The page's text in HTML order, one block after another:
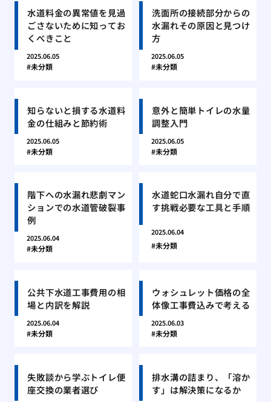
水道料金の異常値を見過
ごさないために知ってお
くべきこと
2025.06.05
未分類
洗面所の接続部分からの
水漏れその原因と見つけ
方
2025.06.05
未分類
知らないと損する水道料
金の仕組みと節約術
2025.06.05
未分類
意外と簡単トイレの水量
調整入門
2025.06.05
未分類
階下への水漏れ悲劇マン
ションでの水道管破裂事
例
2025.06.04
未分類
水道蛇口水漏れ自分で直
す挑戦必要な工具と手順
2025.06.04
未分類
公共下水道工事費用の相
場と内訳を解説
2025.06.04
未分類
ウォシュレット価格の全
体像工事費込みで考える
2025.06.03
未分類
失敗談から学ぶトイレ便
座交換の業者選び
排水溝の詰まり、「溶か
す」は解決策になるか